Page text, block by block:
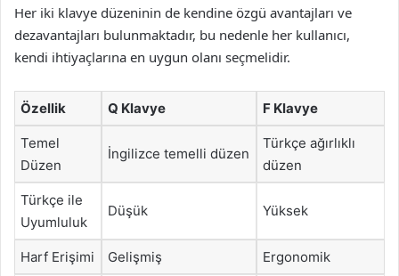
Her iki klavye düzeninin de kendine özgü avantajları ve
dezavantajları bulunmaktadır, bu nedenle her kullanıcı,
kendi ihtiyaçlarına en uygun olanı seçmelidir.
Özellik Q Klavye F Klavye
Temel
Düzen
İngilizce temelli düzen
Türkçe ağırlıklı
düzen
Türkçe ile
Uyumluluk
Düşük Yüksek
Harf Erişimi Gelişmiş Ergonomik